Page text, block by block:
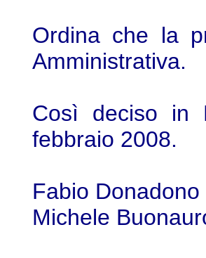
Ordina che la
Amministrativa.
Così deciso in
febbraio 2008.
Fabio
Michele